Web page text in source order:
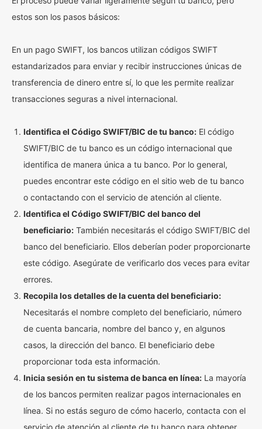
estos son los pasos básicos:
En un pago SWIFT, los bancos utilizan códigos SWIFT
estandarizados para enviar y recibir instrucciones únicas de
transferencia de dinero entre sí, lo que les permite realizar
transacciones seguras a nivel internacional.
Identifica el Código SWIFT/BIC de tu banco: El código
SWIFT/BIC de tu banco es un código internacional que
identifica de manera única a tu banco. Por lo general,
puedes encontrar este código en el sitio web de tu banco
o contactando con el servicio de atención al cliente.
Identifica el Código SWIFT/BIC del banco del
beneficiario: También necesitarás el código SWIFT/BIC del
banco del beneficiario. Ellos deberían poder proporcionarte
este código. Asegúrate de verificarlo dos veces para evitar
errores.
Recopila los detalles de la cuenta del beneficiario:
Necesitarás el nombre completo del beneficiario, número
de cuenta bancaria, nombre del banco y, en algunos
casos, la dirección del banco. El beneficiario debe
proporcionar toda esta información.
Inicia sesión en tu sistema de banca en línea: La mayoría
de los bancos permiten realizar pagos internacionales en
línea. Si no estás seguro de cómo hacerlo, contacta con el
servicio de atención al cliente de tu banco para obtener